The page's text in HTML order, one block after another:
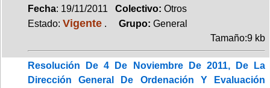
Fecha: 19/11/2011 Colectivo: Otros
Estado: Vigente . Grupo: General
Tamaño:9 kb
Resolución De 4 De Noviembre De 2011, De La
Dirección General De Ordenación Y Evaluación